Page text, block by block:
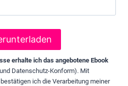
erhalte ich das angebotene Ebook
Datenschutz-Konform). Mit
ich die Verarbeitung meiner